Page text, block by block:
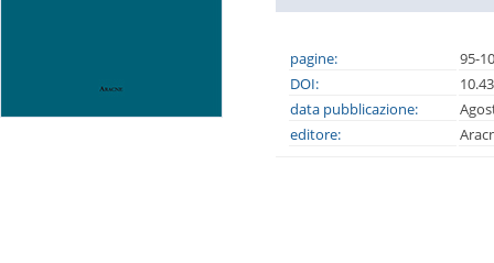
pagine:
95-
DOI:
data pubblicazione:
editore: